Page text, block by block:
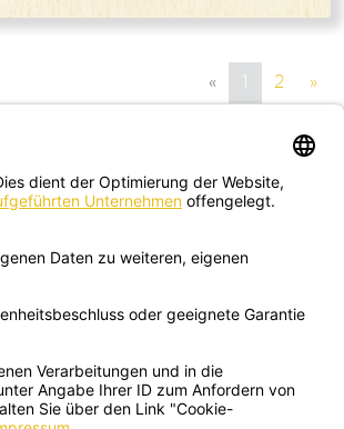
« vorige Seite
1 2 »